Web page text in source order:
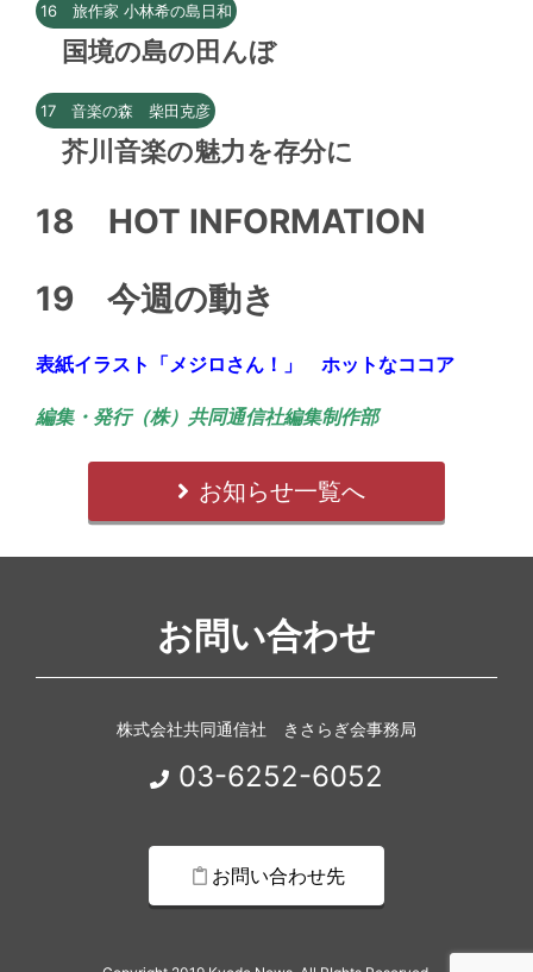
16 旅作家 小林希の島日和
国境の島の田んぼ
17 音楽の森 柴田克彦
芥川音楽の魅力を存分に
18 HOT INFORMATION
19 今週の動き
表紙イラスト「メジロさん！」 ホットなココア
編集・発行（株）共同通信社編集制作部
お知らせ一覧へ
お問い合わせ
株式会社共同通信社 きさらぎ会事務局
03-6252-6052
お問い合わせ先